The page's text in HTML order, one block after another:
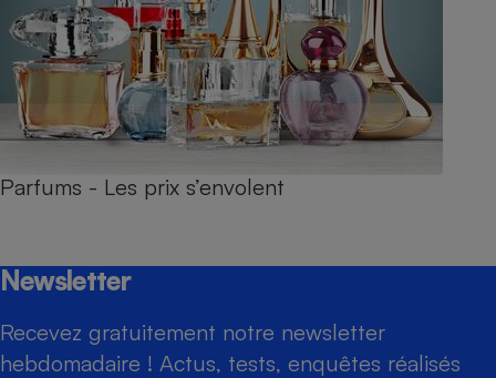
Parfums - Les prix s’envolent
Newsletter
Recevez gratuitement notre newsletter
hebdomadaire ! Actus, tests, enquêtes réalisés